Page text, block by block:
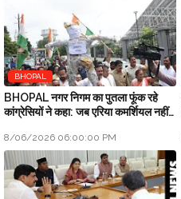
BHOPAL
BHOPAL नगर निगम का पुतला फूंक रहे
कांग्रेसियों ने कहा: जब एरिया कमर्शियल नहीं
8/06/2026 06:00:00 PM